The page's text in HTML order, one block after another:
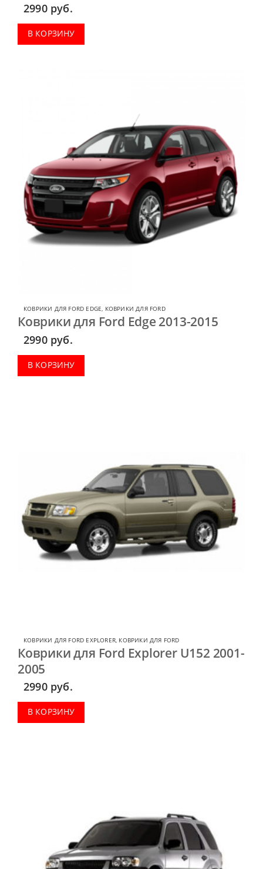
2990 руб.
В КОРЗИНУ
КОВРИКИ ДЛЯ FORD EDGE, КОВРИКИ ДЛЯ FORD
Коврики для Ford Edge 2013-2015
2990 руб.
В КОРЗИНУ
КОВРИКИ ДЛЯ FORD EXPLORER КОВРИКИ ДЛЯ FORD
Коврики для Ford Explorer U152 2001-
2005
2990 руб.
В КОРЗИНУ